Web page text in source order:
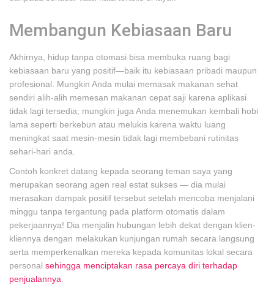
Membangun Kebiasaan Baru
Akhirnya, hidup tanpa otomasi bisa membuka ruang bagi
kebiasaan baru yang positif—baik itu kebiasaan pribadi maupun
profesional. Mungkin Anda mulai memasak makanan sehat
sendiri alih-alih memesan makanan cepat saji karena aplikasi
tidak lagi tersedia; mungkin juga Anda menemukan kembali hobi
lama seperti berkebun atau melukis karena waktu luang
meningkat saat mesin-mesin tidak lagi membebani rutinitas
sehari-hari anda.
Contoh konkret datang kepada seorang teman saya yang
merupakan seorang agen real estat sukses — dia mulai
merasakan dampak positif tersebut setelah mencoba menjalani
minggu tanpa tergantung pada platform otomatis dalam
pekerjaannya! Dia menjalin hubungan lebih dekat dengan klien-
kliennya dengan melakukan kunjungan rumah secara langsung
serta memperkenalkan mereka kepada komunitas lokal secara
personal sehingga menciptakan rasa percaya diri terhadap
penjualannya